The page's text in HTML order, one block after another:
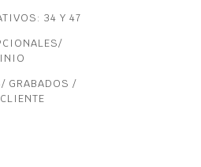
34 Y 47
GRABADOS /